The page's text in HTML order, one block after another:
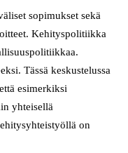
sopimukset sekä
Kehityspolitiikka
Tässä keskustelussa
esimerkiksi
yhteisellä
on